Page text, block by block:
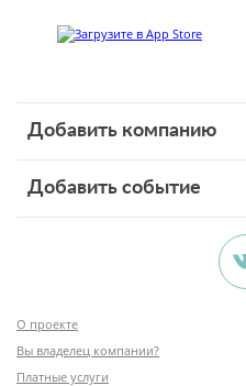
Добавить компанию
Добавить событие
О проекте
Вы владелец компании?
Платные услуги